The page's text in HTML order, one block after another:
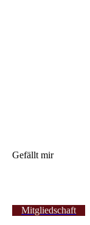
Gefällt mir
Mitgliedschaft